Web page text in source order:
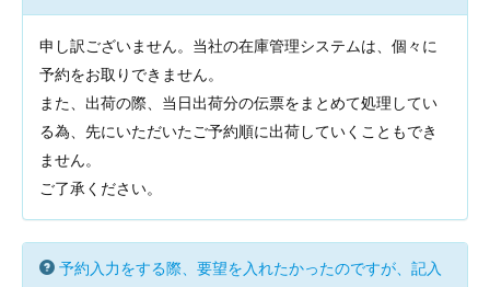
申し訳ございません。当社の在庫管理システムは、個々に
予約をお取りできません。
また、出荷の際、当日出荷分の伝票をまとめて処理してい
る為、先にいただいたご予約順に出荷していくこともでき
ません。
ご了承ください。
予約入力をする際、要望を入れたかったのですが、記入